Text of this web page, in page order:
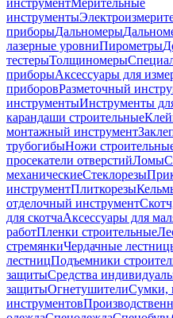
инструментМерительные
инструменты
приборыДальномеры
лазерные уровниПирометры
тестерыТолщиномеры
приборыАксессуары для
приборовРазметочный
инструментыИнструменты
карандаши строительные
монтажный инструмент
трубогибыНожи
просекатели отверстийЛомы
механическиеСтеклорезы
инструментПлиткорезы
отделочный инструмент
для скотчаАксессуары для
работПленки строительные
стремянкиЧердачные
лестницПодъемники
защитыСредства
защитыОгнетушителиСумки,
инструментов